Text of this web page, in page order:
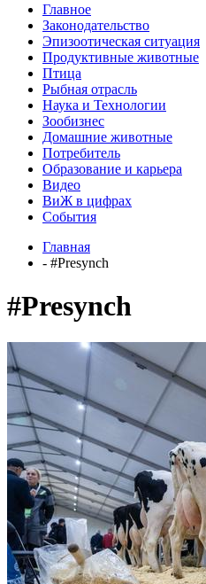
Главное
Законодательство
Эпизоотическая ситуация
Продуктивные животные
Птица
Рыбная отрасль
Наука и Технологии
Зообизнес
Домашние животные
Потребитель
Образование и карьера
Видео
ВиЖ в цифрах
События
Главная
- #Presynch
#Presynch